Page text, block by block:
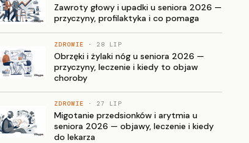
Zawroty głowy i upadki u seniora 2026 —
przyczyny, profilaktyka i co pomaga
ZDROWIE · 28 LIP
Obrzęki i żylaki nóg u seniora 2026 —
przyczyny, leczenie i kiedy to objaw
choroby
ZDROWIE · 27 LIP
Migotanie przedsionków i arytmia u
seniora 2026 — objawy, leczenie i kiedy
do lekarza